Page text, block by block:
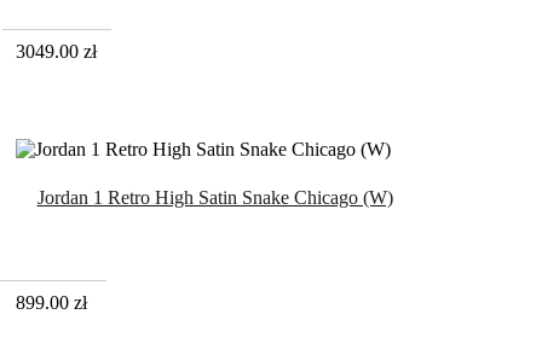
3049.00 zł
Jordan 1 Retro High Satin Snake Chicago (W)
899.00 zł